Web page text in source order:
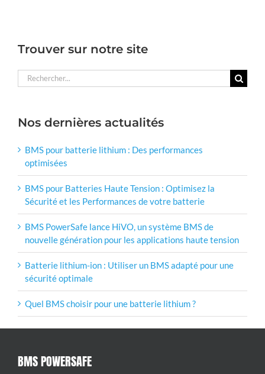
Trouver sur notre site
Rechercher:
Nos dernières actualités
BMS pour batterie lithium : Des performances
optimisées
BMS pour Batteries Haute Tension : Optimisez la
Sécurité et les Performances de votre batterie
BMS PowerSafe lance HiVO, un système BMS de
nouvelle génération pour les applications haute tension
Batterie lithium-ion : Utiliser un BMS adapté pour une
sécurité optimale
Quel BMS choisir pour une batterie lithium ?
BMS POWERSAFE